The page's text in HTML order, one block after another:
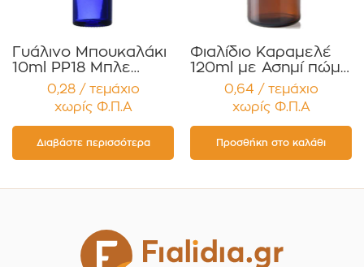
Γυάλινο Μπουκαλάκι
10ml PP18 Μπλε
Κοβαλτίου για
Αιθέρια Έλαια ,
Βάμματα , Αρώματα
Συσκευασία 12
τεμαχίων
0,28 / τεμάχιο
χωρίς Φ.Π.Α
Διαβάστε περισσότερα
Φιαλίδιο Καραμελέ
120ml με Ασημί πώμα
για Χάπια , Βιταμίνες
Συμπληρώματα
Διατροφής
Συσκευασία 12
τεμαχίων
0,64 / τεμάχιο
χωρίς Φ.Π.Α
Προσθήκη στο καλάθι